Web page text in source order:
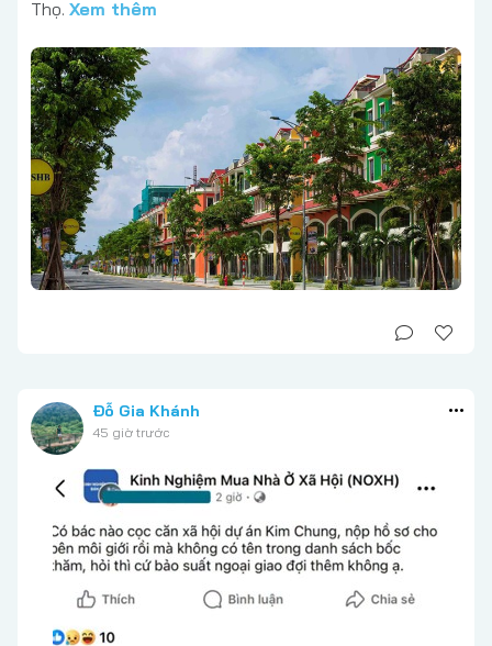
Thọ. Xem thêm
Đỗ Gia Khánh
45 giờ trước